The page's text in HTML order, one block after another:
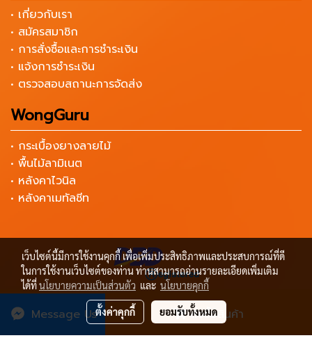
สั่งซื้อสินค้า
Message Us
• เกี่ยวกับเรา
• สมัครสมาชิก
• การสั่งซื้อและการชำระเงิน
• แจ้งการชำระเงิน
• ตรวจสอบสถานะการจัดส่ง
WongGuru
• กระเบื้องยางลายไม้
• พื้นไม้ลามิเนต
• หลังคาไวนิล
• หลังคาเมทัลชีท
Copyright by เครื่องมือช่าง ราคาถูก Wongtools
เว็บไซต์นี้มีการใช้งานคุกกี้ เพื่อเพิ่มประสิทธิภาพและประสบการณ์ที่ดี
ในการใช้งานเว็บไซต์ของท่าน ท่านสามารถอ่านรายละเอียดเพิ่มเติม
ได้ที่นโยบายความเป็นส่วนตัว และ นโยบายคุกกี้
ตั้งค่าคุกกี้ ยอมรับทั้งหมด